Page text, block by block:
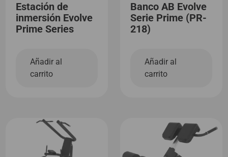
Estación de
inmersión Evolve
Prime Series
Añadir al
carrito
Banco AB Evolve
Serie Prime (PR-
218)
Añadir al
carrito